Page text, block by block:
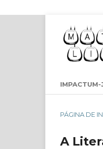
IMPACTUM-
PÁGINA DE
A